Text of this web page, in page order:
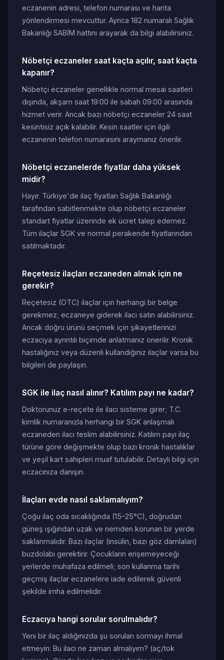
eczanenin adresi, telefon numarası ve harita
yönlendirmesi mevcuttur. Ayrıca 182 numaralı Sağlık
Bakanlığı SABİM hattını arayarak da bilgi alabilirsiniz.
Nöbetçi eczaneler saat kaçta açılır, saat kaçta
kapanır?
Nöbetçi eczaneler genellikle normal mesai saatleri
dışında, akşam saat 19:00 ile sabah 09:00 arasında
hizmet verir. Ancak bazı nöbetçi eczaneler 24 saat
kesintisiz açık kalabilir. Kesin saatler için ilgili
eczanenin telefon numarasını araymanız önerilir.
Nöbetçi eczanelerde fiyatlar daha yüksek
midir?
Hayır. Türkiye'de ilaç fiyatları Sağlık Bakanlığı
tarafından sabitlenmekte olup nöbetçi eczaneler
standart fiyatlar üzerinde ek ücret talep edemez.
Tüm ilaçlar SGK ve normal perakende fiyatlarından
satılmaktadır.
Reçetesiz ilaçları eczaneden almak için ne
gerekir?
Reçetesiz (OTC) ilaçlar için herhangi bir belge
gerekmez; eczaneye giderek ilacı satın alabilirsiniz.
Ancak doğru ürünü seçmek için şikayetlerinizi
eczacıya ayrıntılı biçimde anlatmanız önerilir. Kronik
hastalığınız veya düzenli kullandığınız ilaçlar varsa bu
bilgileri de paylaşın.
SGK ile ilaç nasıl alınır? Katılım payı ne kadar?
Doktorunuz e-reçete ile ilacı sisteme girer; T.C.
kimlik numaranızla herhangi bir SGK anlaşmalı
eczaneden ilacı teslim alabilirsiniz. Katılım payı ilaç
türüne göre değişmekte olup bazı kronik hastalıklar
ve yeşil kart sahipleri muaf tutulabilir. Detaylı bilgi için
eczacınıza danışın.
İlaçları evde nasıl saklamalıyım?
Çoğu ilaç oda sıcaklığında (15–25°C), doğrudan
güneş ışığından uzak ve nemden korunan bir yerde
saklanmalıdır. Bazı ilaçlar (insülin, bazı göz damlaları)
buzdolabı gerektirir. Çocukların erişemeyeceği
yerlerde muhafaza edilmeli; son kullanma tarihi
geçmiş ilaçlar eczanelere iade edilerek güvenli
şekilde imha edilmelidir.
Eczacıya hangi sorular sorulmalıdır?
Yeni bir ilaç aldığınızda şu soruları sormayı ihmal
etmeyin: Bu ilacı ne zaman almalıyım? (aç/tok